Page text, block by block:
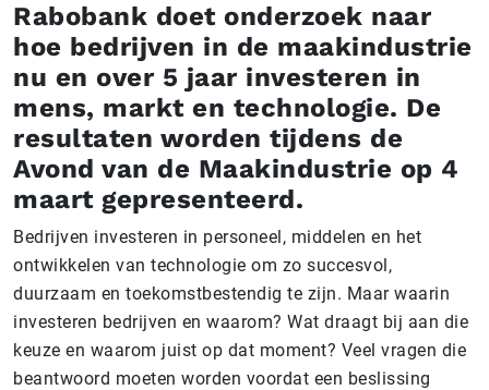
Rabobank doet onderzoek naar
hoe bedrijven in de maakindustrie
nu en over 5 jaar investeren in
mens, markt en technologie. De
resultaten worden tijdens de
Avond van de Maakindustrie op 4
maart gepresenteerd.
Bedrijven investeren in personeel, middelen en het
ontwikkelen van technologie om zo succesvol,
duurzaam en toekomstbestendig te zijn. Maar waarin
investeren bedrijven en waarom? Wat draagt bij aan die
keuze en waarom juist op dat moment? Veel vragen die
beantwoord moeten worden voordat een beslissing